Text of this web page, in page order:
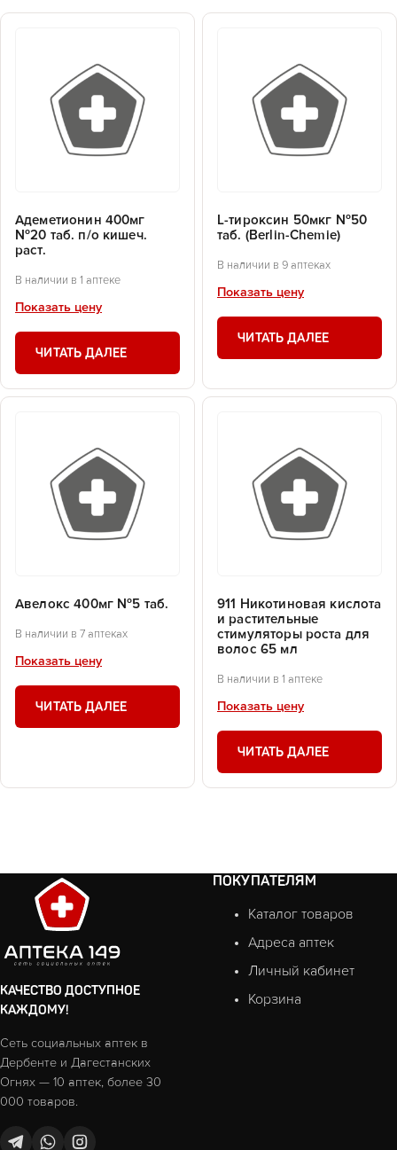
Адеметионин 400мг
№20 таб. п/о кишеч.
раст.
В наличии в 1 аптеке
Показать цену
ЧИТАТЬ ДАЛЕЕ
L-тироксин 50мкг №50
таб. (Berlin-Chemie)
В наличии в 9 аптеках
Показать цену
ЧИТАТЬ ДАЛЕЕ
Авелокс 400мг №5 таб.
В наличии в 7 аптеках
Показать цену
ЧИТАТЬ ДАЛЕЕ
911 Никотиновая кислота
и растительные
стимуляторы роста для
волос 65 мл
В наличии в 1 аптеке
Показать цену
ЧИТАТЬ ДАЛЕЕ
КАЧЕСТВО ДОСТУПНОЕ
КАЖДОМУ!
Сеть социальных аптек в
Дербенте и Дагестанских
Огнях — 10 аптек, более 30
000 товаров.
ПОКУПАТЕЛЯМ
Каталог товаров
Адреса аптек
Личный кабинет
Корзина